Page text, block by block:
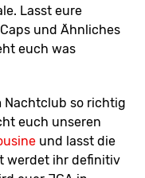
Lasst eure
und Ähnliches
euch was
Nachtclub so richtig
euch unseren
und lasst die
werdet ihr definitiv